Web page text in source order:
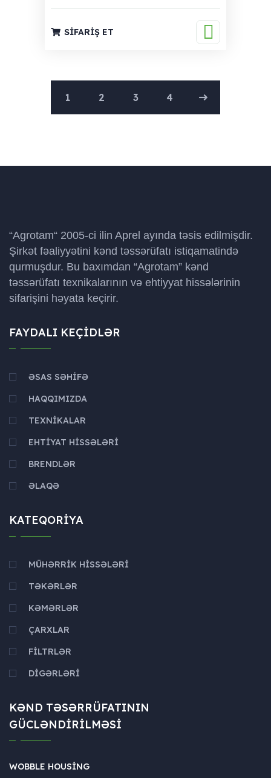
SIFARIŞ ET
1 2 3 4
“Agrotam“ 2005-ci ilin Aprel ayında təsis edilmişdir.
Şirkət fəaliyyətini kənd təssərüfatı istiqamatində
qurmuşdur. Bu baxımdan “Agrotam” kənd
təssərüfatı texnikalarının və ehtiyyat hissələrinin
sifarişini həyata keçirir.
FAYDALI KEÇIDLƏR
ƏSAS SƏHIFƏ
HAQQIMIZDA
TEXNIKALAR
EHTIYAT HISSƏLƏRI
BRENDLƏR
ƏLAQƏ
KATEQORIYA
MÜHƏRRIK HISSƏLƏRI
TƏKƏRLƏR
KƏMƏRLƏR
ÇARXLAR
FILTRLƏR
DIGƏRLƏRI
KƏND TƏSƏRRÜFATININ
GÜCLƏNDIRILMƏSI
WOBBLE HOUSING